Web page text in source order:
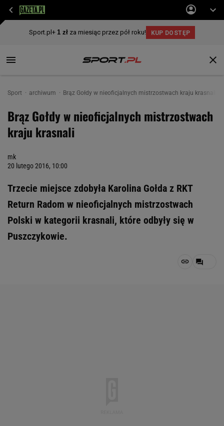
Sport archiwum Brąz Gołdy w nieoficjalnych mistrzostwach kraju krasnali
Brąz Gołdy w nieoficjalnych mistrzostwach
kraju krasnali
mk
20 lutego 2016, 10:00
Trzecie miejsce zdobyła Karolina Gołda z RKT
Return Radom w nieoficjalnych mistrzostwach
Polski w kategorii krasnali, które odbyły się w
Puszczykowie.